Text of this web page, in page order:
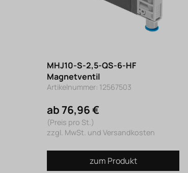
MHJ10-S-2,5-QS-6-HF
Magnetventil
Artikelnummer: 12567503
ab 76,96 €
(Preis pro St.)
zzgl. MwSt. und Versandkosten
zum Produkt